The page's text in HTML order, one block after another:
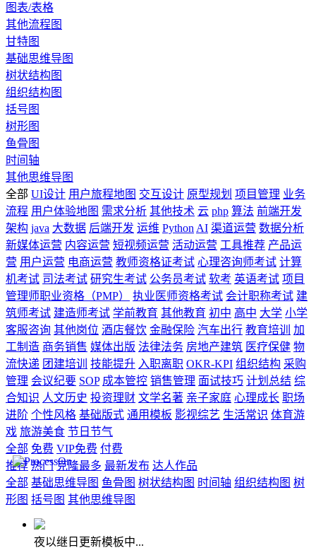
图表/表格
其他流程图
甘特图
基础思维导图
树状结构图
组织结构图
括号图
树形图
鱼骨图
时间轴
其他思维导图
全部 UI设计 用户旅程地图 交互设计 原型规划 项目管理 业务
流程 用户体验地图 需求分析 其他技术 云 php 算法 前端开发
架构 java 大数据 后端开发 运维 Python AI 渠道运营 数据分析
新媒体运营 内容运营 短视频运营 活动运营 工具推荐 产品运
营 用户运营 电商运营 教师资格证考试 心理咨询师考试 计算
机考试 司法考试 研究生考试 公务员考试 软考 英语考试 项目
管理师职业资格（PMP）
执业医师资格考试 会计职称考试 建
筑师考试 建造师考试 学前教育 其他教育 初中 高中 大学 小学
客服咨询 其他岗位 酒店餐饮 金融保险 汽车出行 教育培训
加
工制造 商务销售 媒体出版 法律法务 房地产建筑 医疗保健 物
流快递 团建培训 技能提升 入职离职 OKR-KPI 组织结构 采购
管理 会议纪要 SOP 成本管控 销售管理 面试技巧 计划总结 综
合知识 人文历史 投资理财 文学名著 亲子家庭 心理成长 职场
进阶 个性风格 基础版式 通用模板 影视综艺 生活常识 体育游
戏 旅游美食 节日节气
全部 免费 VIP免费 付费
推荐 热门 克隆最多 最新发布 达人作品
全部 基础思维导图 鱼骨图 树状结构图 时间轴 组织结构图 树
形图 括号图 其他思维导图
夜以继日更新模板中...